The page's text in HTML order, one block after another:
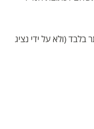
(ולא על ידי נציג